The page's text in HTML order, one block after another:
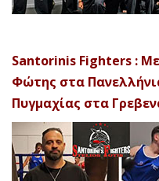
Santorinis Fighters :
Φώτης στα
Πυγμαχίας στα